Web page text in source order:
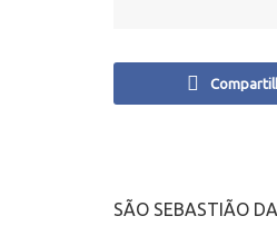
SÃO SEBASTIÃO